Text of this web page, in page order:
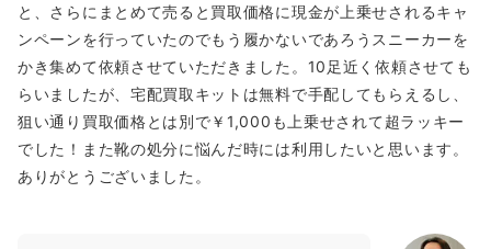
と、さらにまとめて売ると買取価格に現金が上乗せされるキャ
ンペーンを行っていたのでもう履かないであろうスニーカーを
かき集めて依頼させていただきました。10足近く依頼させても
らいましたが、宅配買取キットは無料で手配してもらえるし、
狙い通り買取価格とは別で￥1,000も上乗せされて超ラッキー
でした！また靴の処分に悩んだ時には利用したいと思います。
ありがとうございました。